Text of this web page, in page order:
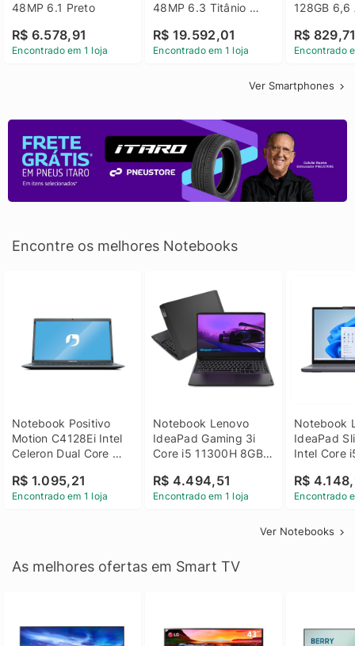
48MP 6.1 Preto
R$ 6.578,91
Encontrado em 1 loja
48MP 6.3 Titânio
R$ 19.592,01
Encontrado em 1 loja
128GB 6,6
R$
Encontrado
Ver Smartphones
Encontre os melhores Notebooks
Notebook Positivo
Motion C4128Ei Intel
Celeron Dual Core
Linux 14 - 3002181
R$ 1.095,21
Encontrado em 1 loja
Notebook Lenovo
IdeaPad Gaming 3i
Core i5 11300H 8GB
GTX 1650 4GB 15.6
FHD Linux - Preto
R$ 4.494,51
Encontrado em 1 loja
Notebook
IdeaPad
Intel Core
SSD Win
R$
Encontrado
Ver Notebooks
As melhores ofertas em Smart TV